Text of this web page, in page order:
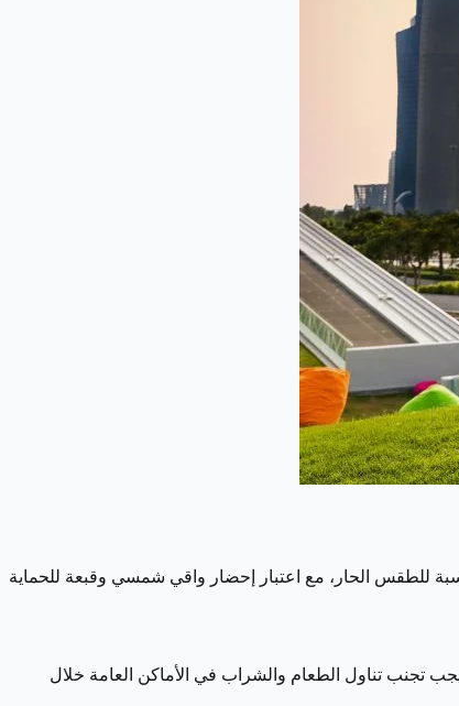
معك ملابس خفيفة ومناسبة للطقس الحار، مع اعتبار إحضار واقي شمسي وقبعة للحماية
تجنب تناول الطعام والشراب في الأماكن العامة خلال